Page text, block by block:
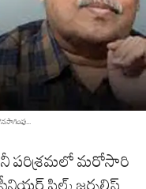
పరిశ్రమలో మరోసారి